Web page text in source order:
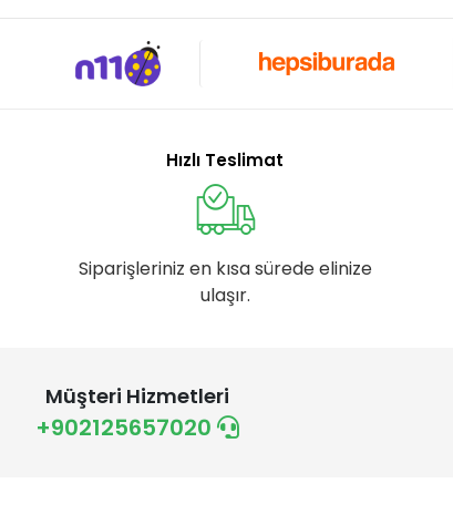
Hızlı Teslimat
Siparişleriniz en kısa sürede elinize
ulaşır.
Müşteri Hizmetleri
+902125657020